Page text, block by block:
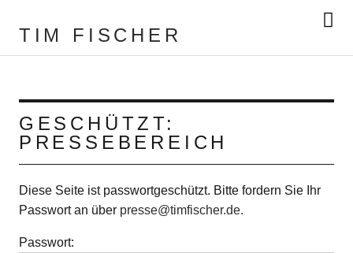
TIM FISCHER
GESCHÜTZT:
PRESSEBEREICH
Diese Seite ist passwortgeschützt. Bitte fordern Sie Ihr
Passwort an über presse@timfischer.de.
Passwort: